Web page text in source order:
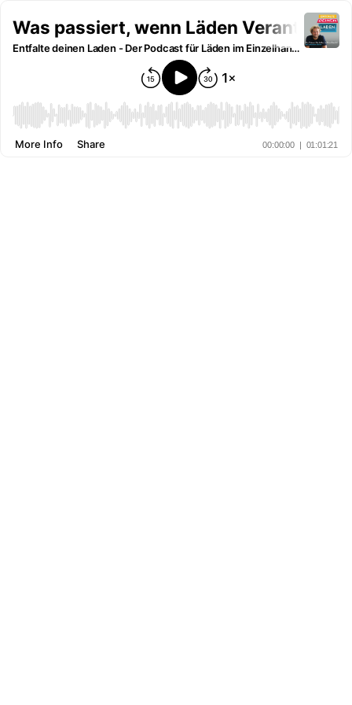
Was passiert, wenn Läden
Entfalte deinen Laden - Der Podcast für Läden im Einzelhandel
00:00:00 | 01:01:21
More Info Share